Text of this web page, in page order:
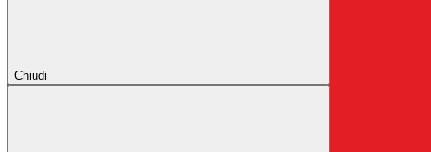
Chiudi